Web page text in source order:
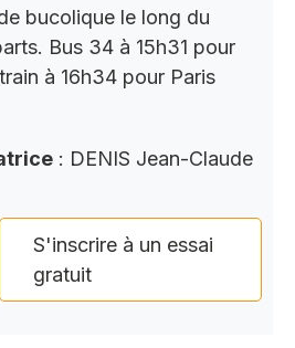
bucolique le long du
Bus 34 à 15h31 pour
à 16h34 pour Paris
: DENIS Jean-Claude
S'inscrire à un essai
gratuit